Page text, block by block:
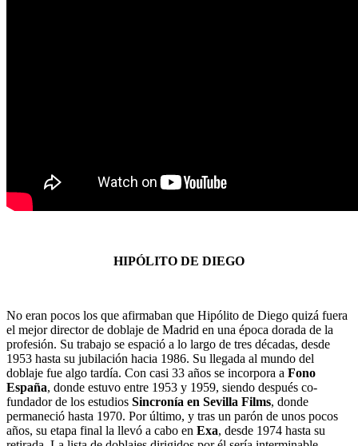
HIPÓLITO DE DIEGO
No eran pocos los que afirmaban que Hipólito de Diego quizá fuera
el mejor director de doblaje de Madrid en una época dorada de la
profesión. Su trabajo se espació a lo largo de tres décadas, desde
1953 hasta su jubilación hacia 1986. Su llegada al mundo del
doblaje fue algo tardía. Con casi 33 años se incorpora a Fono
España, donde estuvo entre 1953 y 1959, siendo después co-
fundador de los estudios Sincronía en Sevilla Films, donde
permaneció hasta 1970. Por último, y tras un parón de unos pocos
años, su etapa final la llevó a cabo en Exa, desde 1974 hasta su